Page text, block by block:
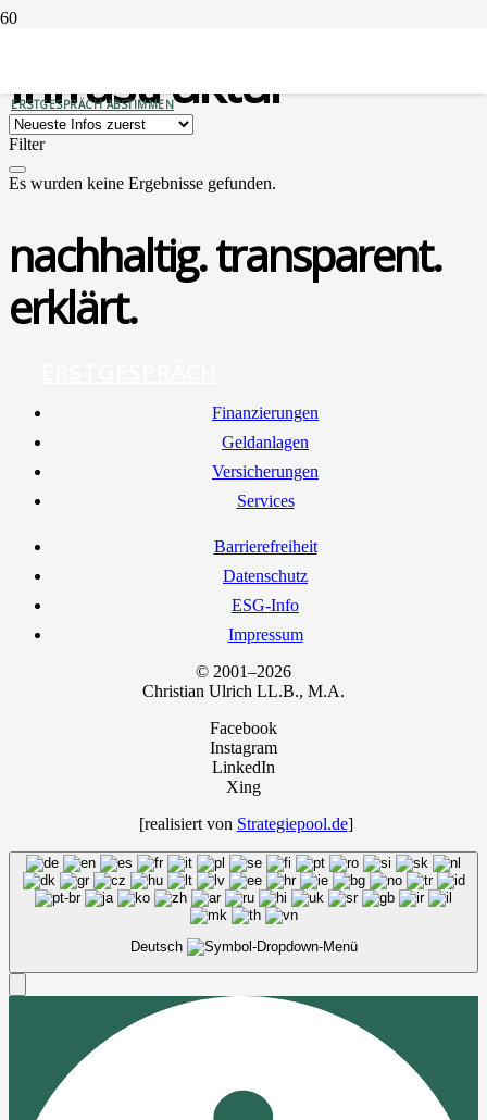
ERSTGESPRÄCH ABSTIMMEN
Infrastruktur
Filter
Es wurden keine Ergebnisse gefunden.
nachhaltig. transparent.
erklärt.
Finan­zie­run­gen
Geld­an­la­gen
Ver­si­che­run­gen
Ser­vices
Bar­rie­re­frei­heit
Daten­schutz
ESG-Info
Impres­sum
© 2001–2026
Chris­ti­an Ulrich LL.B., M.A.
Facebook
Instagram
LinkedIn
Xing
[rea­li­siert von Strategiepool.de]
Deutsch